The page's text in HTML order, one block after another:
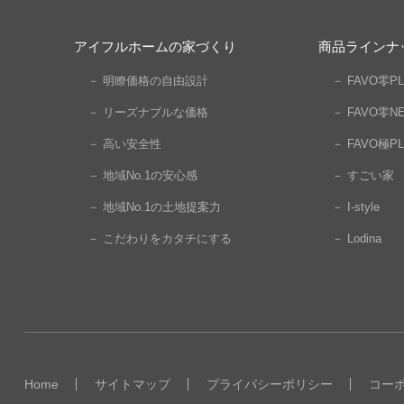
アイフルホームの家づくり
－ 明瞭価格の自由設計
－ リーズナブルな価格
－ 高い安全性
－ 地域No.1の安心感
－ 地域No.1の土地提案力
－ こだわりをカタチにする
商品ラインナ
－ FAVO零
－ FAVO零
－ FAVO極
－ すごい家
－ I-style
－ Lodina
Home サイトマップ プライバシーポリシー コー